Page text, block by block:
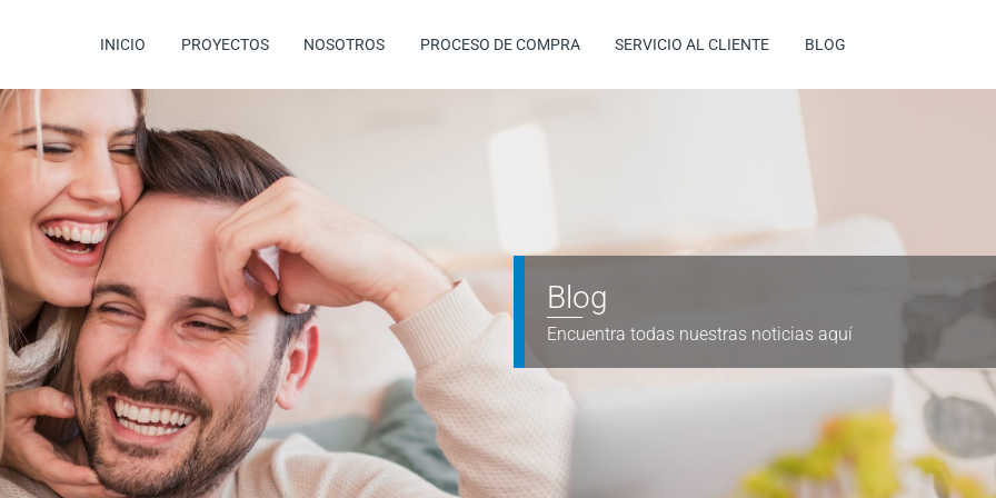
INICIO PROYECTOS NOSOTROS PROCESO DE COMPRA SERVICIO AL CLIENTE BLOG
Blog
Encuentra todas nuestras noticias aquí